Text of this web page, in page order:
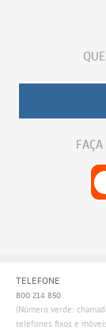
TELEFONE
800 214 850
(Número verde:
telefones fixos e